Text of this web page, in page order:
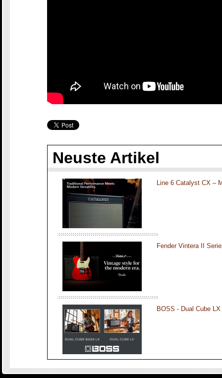
Neuste Artikel
Line 6 Catalyst CX –
Fender Vintera II
BOSS - Dual Cube